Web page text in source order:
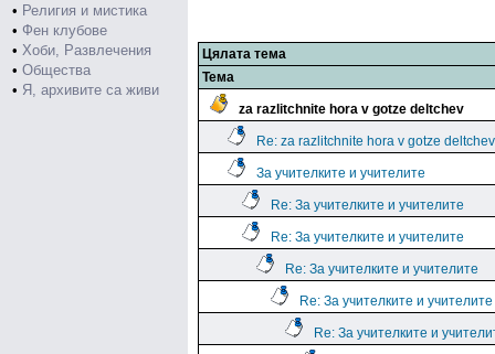
• Религия и мистика
• Фен клубове
• Хоби, Развлечения
• Общества
• Я, архивите са живи
Цялата тема
Тема
za razlitchnite hora v gotze deltchev
Re: za razlitchnite hora v gotze deltchev
За учителките и учителите
Re: За учителките и учителите
Re: За учителките и учителите
Re: За учителките и учителите
Re: За учителките и учителите
Re: За учителките и